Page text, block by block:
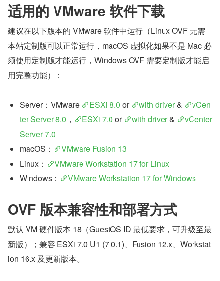
适用的 VMware 软件下载
建议在以下版本的 VMware 软件中运行（Linux OVF 无需
本站定制版可以正常运行，macOS 虚拟化如果不是 Mac 必
须使用定制版才能运行，Windows OVF 需要定制版才能启
用完整功能）：
Server：VMware ESXi 8.0 or with driver &
vCen
ter Server 8.0 ， ESXi 7.0 or with driver &
vCenter
Server 7.0
macOS：
VMware Fusion 13
Linux：
VMware Workstation 17 for Linux
Windows：
VMware Workstation 17 for Windows
OVF 版本兼容性和部署方式
默认 VM 硬件版本 18（GuestOS ID 最低要求，可升级至最
新版）；兼容 ESXi 7.0 U1 (7.0.1)、Fusion 12.x、Workstat
ion 16.x 及更新版本。